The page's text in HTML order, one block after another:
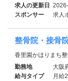
求人の更新日
スポンサー
求人
整骨院・接骨
香里園かほりまち
勤務地
大阪
給与タイプ
月給